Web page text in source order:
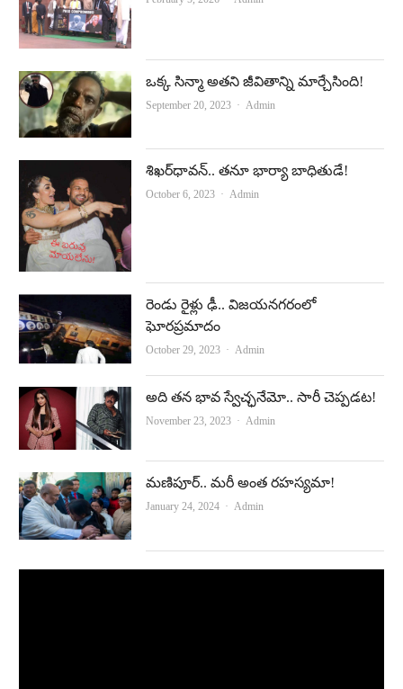
ఒక్క సిన్మా అతని జీవితాన్ని మార్చేసింది!
September 20, 2023 Author
Admin
శిఖర్‌ధావన్‌.. తనూ భార్యా బాధితుడే!
October 6, 2023 Author
Admin
రెండు రైళ్లు ఢీ.. విజయనగరంలో
ఘోరప్రమాదం
October 29, 2023 Author
Admin
అది తన భావ స్వేచ్ఛనేమో.. సారీ చెప్పడట!
November 23, 2023 Author
Admin
మణిపూర్‌.. మరీ అంత రహస్యమా!
January 24, 2024 Author
Admin